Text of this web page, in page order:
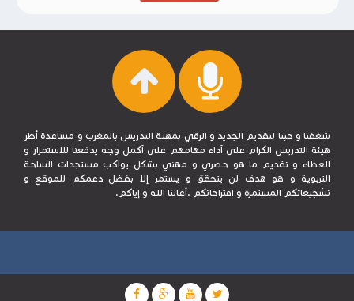
شغفنا و حبنا لتقديم الجديد و الرقي بمهنة التدريس بالمغرب و مساعدة أطر
هيئة التدريس الكرام على أداء مهامهم على أكمل وجه يدفعنا للاستمرار و
العطاء و تقديم ما هو حصري و مهني بشكل يواكب مستجدات الساحة
التربوية و هو هدف لن يتحقق و يستمر إلا بفضل دعمكم للموقع و
تشجيعاتكم المستمرة و اقتراحاتكم .أعاننا الله و إياكم.